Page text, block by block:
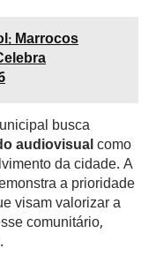
Marrocos
busca
audiovisualcomo
da cidade. A
a prioridade
visam valorizar a
comunitário,